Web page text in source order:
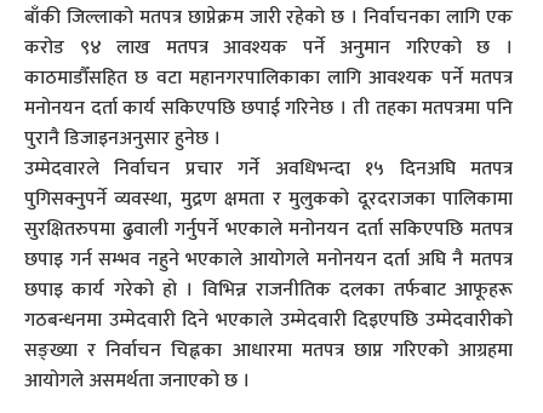
बाँकी जिल्लाको मतपत्र छाप्नेक्रम जारी रहेको छ । निर्वाचनका लागि एक
करोड ९४ लाख मतपत्र आवश्यक पर्ने अनुमान गरिएको छ ।
काठमाडौँसहित छ वटा महानगरपालिकाका लागि आवश्यक पर्ने मतपत्र
मनोनयन दर्ता कार्य सकिएपछि छपाई गरिनेछ । ती तहका मतपत्रमा पनि
पुरानै डिजाइनअनुसार हुनेछ ।
उम्मेदवारले निर्वाचन प्रचार गर्ने अवधिभन्दा १५ दिनअघि मतपत्र
पुगिसक्नुपर्ने व्यवस्था, मुद्रण क्षमता र मुलुकको दूरदराजका पालिकामा
सुरक्षितरुपमा ढुवाली गर्नुपर्ने भएकाले मनोनयन दर्ता सकिएपछि मतपत्र
छपाइ गर्न सम्भव नहुने भएकाले आयोगले मनोनयन दर्ता अघि नै मतपत्र
छपाइ कार्य गरेको हो । विभिन्न राजनीतिक दलका तर्फबाट आफूहरू
गठबन्धनमा उम्मेदवारी दिने भएकाले उम्मेदवारी दिइएपछि उम्मेदवारीको
सङ्ख्या र निर्वाचन चिह्नका आधारमा मतपत्र छाप्न गरिएको आग्रहमा
आयोगले असमर्थता जनाएको छ ।